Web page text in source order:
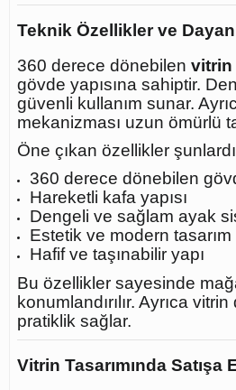
Teknik Özellikler ve
360 derece dönebilen vitrin
gövde yapısına sahiptir.
güvenli kullanım sunar.
mekanizması uzun ömürlü
Öne çıkan özellikler
360 derece dönebilen
Hareketli kafa yapısı
Dengeli ve sağlam ayak
Estetik ve modern tasarım
Hafif ve taşınabilir yapı
Bu özellikler sayesinde
konumlandırılır. Ayrıca
pratiklik sağlar.
Vitrin Tasarımında Satışa